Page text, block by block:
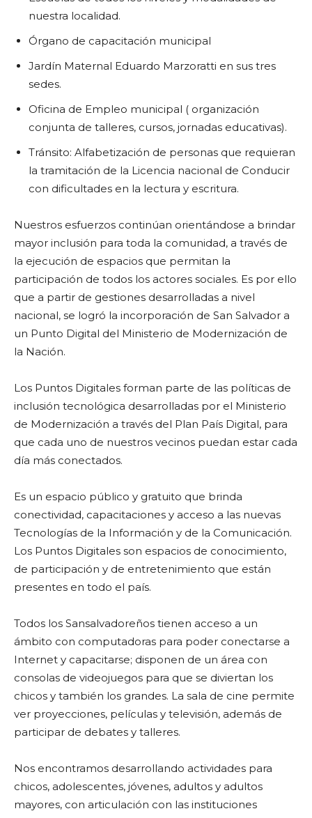
nuestra localidad.
Órgano de capacitación municipal
Jardín Maternal Eduardo Marzoratti en sus tres
sedes.
Oficina de Empleo municipal ( organización
conjunta de talleres, cursos, jornadas educativas).
Tránsito: Alfabetización de personas que requieran
la tramitación de la Licencia nacional de Conducir
con dificultades en la lectura y escritura.
Nuestros esfuerzos continúan orientándose a brindar
mayor inclusión para toda la comunidad, a través de
la ejecución de espacios que permitan la
participación de todos los actores sociales. Es por ello
que a partir de gestiones desarrolladas a nivel
nacional, se logró la incorporación de San Salvador a
un Punto Digital del Ministerio de Modernización de
la Nación.
Los Puntos Digitales forman parte de las políticas de
inclusión tecnológica desarrolladas por el Ministerio
de Modernización a través del Plan País Digital, para
que cada uno de nuestros vecinos puedan estar cada
día más conectados.
Es un espacio público y gratuito que brinda
conectividad, capacitaciones y acceso a las nuevas
Tecnologías de la Información y de la Comunicación.
Los Puntos Digitales son espacios de conocimiento,
de participación y de entretenimiento que están
presentes en todo el país.
Todos los Sansalvadoreños tienen acceso a un
ámbito con computadoras para poder conectarse a
Internet y capacitarse; disponen de un área con
consolas de videojuegos para que se diviertan los
chicos y también los grandes. La sala de cine permite
ver proyecciones, películas y televisión, además de
participar de debates y talleres.
Nos encontramos desarrollando actividades para
chicos, adolescentes, jóvenes, adultos y adultos
mayores, con articulación con las instituciones